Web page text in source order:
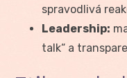
spravodlivá
Leadership:
talk“ a